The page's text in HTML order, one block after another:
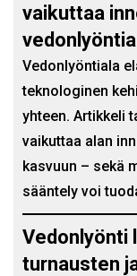
vaikuttaa
Vedonlyöntiala
teknologinen
yhteen. Artikkeli
vaikuttaa alan
kasvuun – sekä
sääntely voi
Vedonlyönti
turnausten